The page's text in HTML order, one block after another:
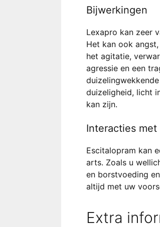
Bijwerkingen
Lexapro kan zeer
Het kan ook
het agitatie,
agressie en een
duizeligheid, licht
kan zijn.
Interacties
Escitalopram kan
arts. Zoals u
en borstvoeding
altijd met uw
Extra